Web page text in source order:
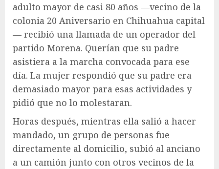
adulto mayor de casi 80 años —vecino de la
colonia 20 Aniversario en Chihuahua capital
— recibió una llamada de un operador del
partido Morena. Querían que su padre
asistiera a la marcha convocada para ese
día. La mujer respondió que su padre era
demasiado mayor para esas actividades y
pidió que no lo molestaran.
Horas después, mientras ella salió a hacer
mandado, un grupo de personas fue
directamente al domicilio, subió al anciano
a un camión junto con otros vecinos de la